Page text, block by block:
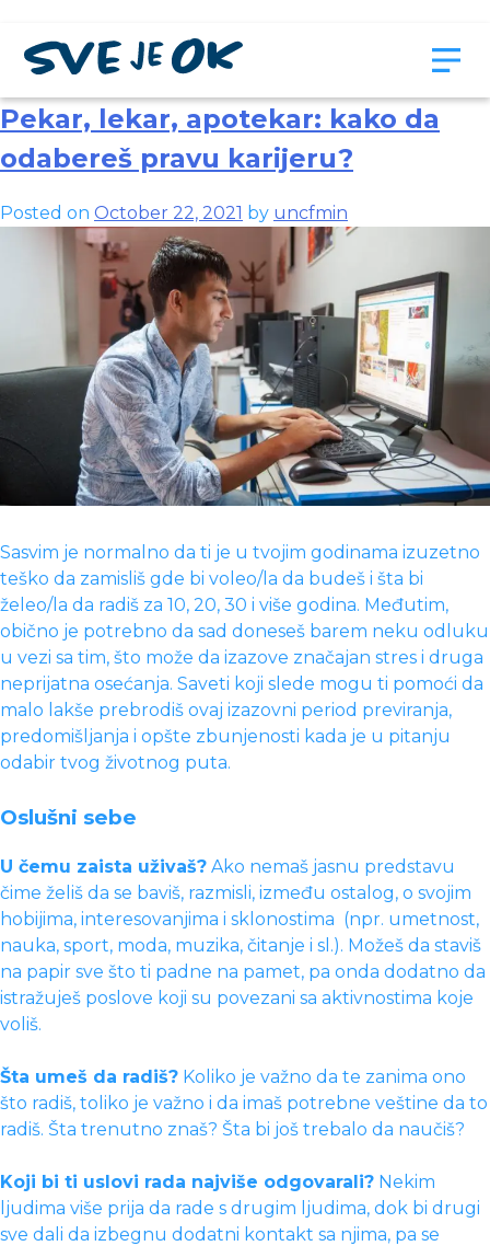
Month:October 2021
Pekar, lekar, apotekar: kako da
odabereš pravu karijeru?
Posted on October 22, 2021 by uncfmin
Sasvim je normalno da ti je u tvojim godinama izuzetno
teško da zamisliš gde bi voleo/la da budeš i šta bi
želeo/la da radiš za 10, 20, 30 i više godina. Međutim,
obično je potrebno da sad doneseš barem neku odluku
u vezi sa tim, što može da izazove značajan stres i druga
neprijatna osećanja. Saveti koji slede mogu ti pomoći da
malo lakše prebrodiš ovaj izazovni period previranja,
predomišljanja i opšte zbunjenosti kada je u pitanju
odabir tvog životnog puta.
Oslušni sebe
U čemu zaista uživaš? Ako nemaš jasnu predstavu
čime želiš da se baviš, razmisli, između ostalog, o svojim
hobijima, interesovanjima i sklonostima (npr. umetnost,
nauka, sport, moda, muzika, čitanje i sl.). Možeš da staviš
na papir sve što ti padne na pamet, pa onda dodatno da
istražuješ poslove koji su povezani sa aktivnostima koje
voliš.
Šta umeš da radiš? Koliko je važno da te zanima ono
što radiš, toliko je važno i da imaš potrebne veštine da to
radiš. Šta trenutno znaš? Šta bi još trebalo da naučiš?
Koji bi ti uslovi rada najviše odgovarali? Nekim
ljudima više prija da rade s drugim ljudima, dok bi drugi
sve dali da izbegnu dodatni kontakt sa njima, pa se